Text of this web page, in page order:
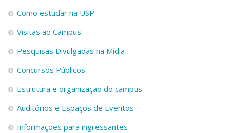
Como estudar na USP
Visitas ao Campus
Pesquisas Divulgadas na Mídia
Concursos Públicos
Estrutura e organização do campus
Auditórios e Espaços de Eventos
Informações para ingressantes